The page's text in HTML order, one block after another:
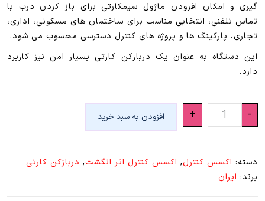
گیری و امکان افزودن ماژول سیمکارتی برای باز کردن درب با
تماس تلفنی، انتخابی مناسب برای ساختمان های مسکونی، اداری،
تجاری، پارکینگ ها و پروژه های کنترل دسترسی محسوب می شود.
این دستگاه به عنوان یک دربازکن کارتی بسیار امن نیز کاربرد
دارد.
-
اکسس
کنترل
SH101F
+ افزودن به سبد خرید
دسته: اکسس کنترل, اکسس کنترل اثر انگشت, دربازکن کارتی
برند: ایران